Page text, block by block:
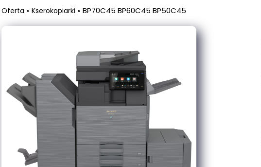
Oferta » Kserokopiarki »BP70C45 BP60C45 BP50C45